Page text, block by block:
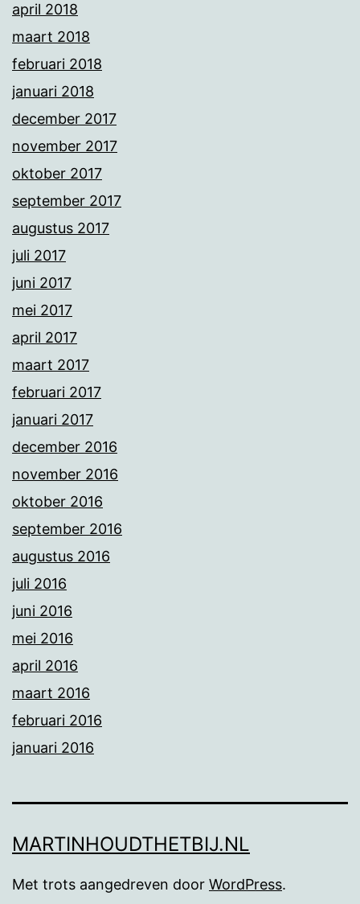
april 2018
maart 2018
februari 2018
januari 2018
december 2017
november 2017
oktober 2017
september 2017
augustus 2017
juli 2017
juni 2017
mei 2017
april 2017
maart 2017
februari 2017
januari 2017
december 2016
november 2016
oktober 2016
september 2016
augustus 2016
juli 2016
juni 2016
mei 2016
april 2016
maart 2016
februari 2016
januari 2016
MARTINHOUDTHETBIJ.NL
Met trots aangedreven door WordPress.